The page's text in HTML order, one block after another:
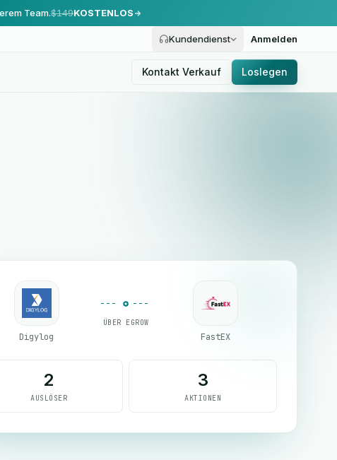
Team.$149KOSTENLOS
Kundendienst Anmelden
Kontakt Verkauf Loslegen
Digylog
ÜBER EGROW
FastEX
2
AUSLÖSER
3
AKTIONEN